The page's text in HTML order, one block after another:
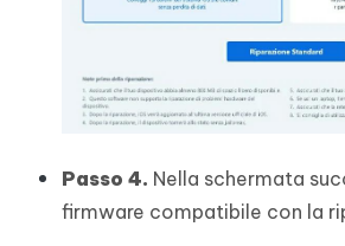
Passo 4. Nella schermata
firmware compatibile con la